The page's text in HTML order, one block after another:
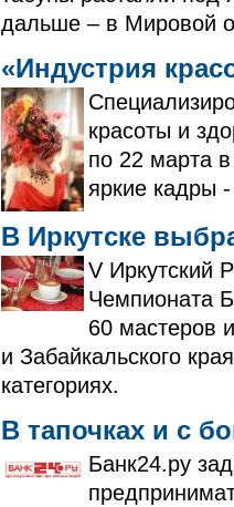
дальше – в Мировой
«Индустрия
красоты и
по 22 марта
яркие кадры
В Иркутске
V Иркутский
Чемпионата
60 мастеров
и Забайкальского
категориях.
В тапочках и с
Банк24.ру